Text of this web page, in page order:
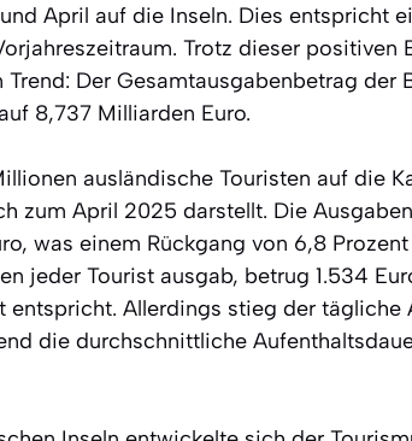
April auf die Inseln. Dies entspricht
Trotz dieser
Der Gesamtausgabenbetrag der
8,737 Milliarden Euro.
ausländische Touristen auf die
zum April 2025 darstellt. Die
was einem Rückgang von 6,8
jeder Tourist ausgab, betrug 1.534
entspricht. Allerdings stieg der tägliche
die durchschnittliche